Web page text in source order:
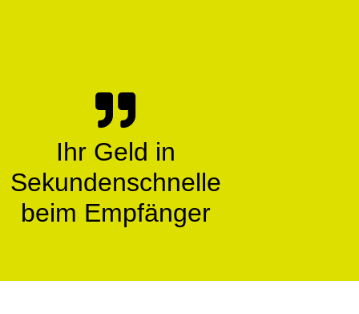
Ihr Geld in
Sekundenschnelle
beim Empfänger